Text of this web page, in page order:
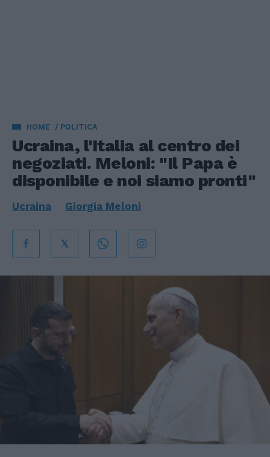
HOME POLITICA
Ucraina, l'Italia al centro dei
negoziati. Meloni: "Il Papa è
disponibile e noi siamo pronti"
Ucraina Giorgia Meloni